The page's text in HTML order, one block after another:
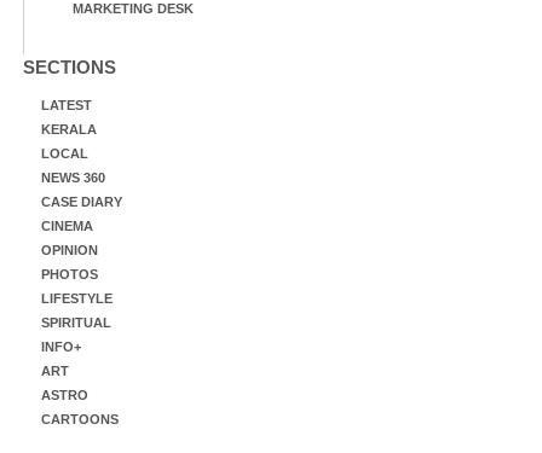
MARKETING DESK
SECTIONS
LATEST
KERALA
LOCAL
NEWS 360
CASE DIARY
CINEMA
OPINION
PHOTOS
LIFESTYLE
SPIRITUAL
INFO+
ART
ASTRO
CARTOONS